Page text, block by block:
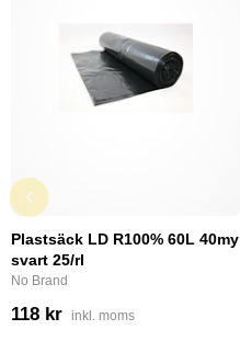
Plastsäck LD R100% 60L 40my
svart 25/rl
No Brand
118 kr inkl. moms